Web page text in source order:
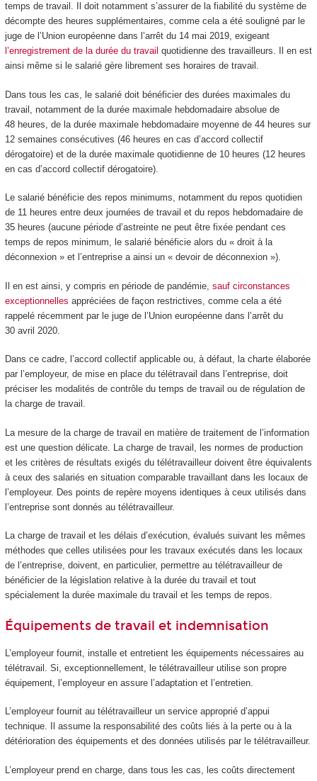
temps de travail. Il doit notamment s’assurer de la fiabilité du système de
décompte des heures supplémentaires, comme cela a été souligné par le
juge de l’Union européenne dans l’arrêt du 14 mai 2019, exigeant
l’enregistrement de la durée du travail quotidienne des travailleurs. Il en est
ainsi même si le salarié gère librement ses horaires de travail.
Dans tous les cas, le salarié doit bénéficier des durées maximales du
travail, notamment de la durée maximale hebdomadaire absolue de
48 heures, de la durée maximale hebdomadaire moyenne de 44 heures sur
12 semaines consécutives (46 heures en cas d’accord collectif
dérogatoire) et de la durée maximale quotidienne de 10 heures (12 heures
en cas d’accord collectif dérogatoire).
Le salarié bénéficie des repos minimums, notamment du repos quotidien
de 11 heures entre deux journées de travail et du repos hebdomadaire de
35 heures (aucune période d’astreinte ne peut être fixée pendant ces
temps de repos minimum, le salarié bénéficie alors du « droit à la
déconnexion » et l’entreprise a ainsi un « devoir de déconnexion »).
Il en est ainsi, y compris en période de pandémie, sauf circonstances
exceptionnelles appréciées de façon restrictives, comme cela a été
rappelé récemment par le juge de l’Union européenne dans l’arrêt du
30 avril 2020.
Dans ce cadre, l’accord collectif applicable ou, à défaut, la charte élaborée
par l’employeur, de mise en place du télétravail dans l’entreprise, doit
préciser les modalités de contrôle du temps de travail ou de régulation de
la charge de travail.
La mesure de la charge de travail en matière de traitement de l’information
est une question délicate. La charge de travail, les normes de production
et les critères de résultats exigés du télétravailleur doivent être équivalents
à ceux des salariés en situation comparable travaillant dans les locaux de
l’employeur. Des points de repère moyens identiques à ceux utilisés dans
l’entreprise sont donnés au télétravailleur.
La charge de travail et les délais d’exécution, évalués suivant les mêmes
méthodes que celles utilisées pour les travaux exécutés dans les locaux
de l’entreprise, doivent, en particulier, permettre au télétravailleur de
bénéficier de la législation relative à la durée du travail et tout
spécialement la durée maximale du travail et les temps de repos.
Équipements de travail et indemnisation
L’employeur fournit, installe et entretient les équipements nécessaires au
télétravail. Si, exceptionnellement, le télétravailleur utilise son propre
équipement, l’employeur en assure l’adaptation et l’entretien.
L’employeur fournit au télétravailleur un service approprié d’appui
technique. Il assume la responsabilité des coûts liés à la perte ou à la
détérioration des équipements et des données utilisés par le télétravailleur.
L’employeur prend en charge, dans tous les cas, les coûts directement